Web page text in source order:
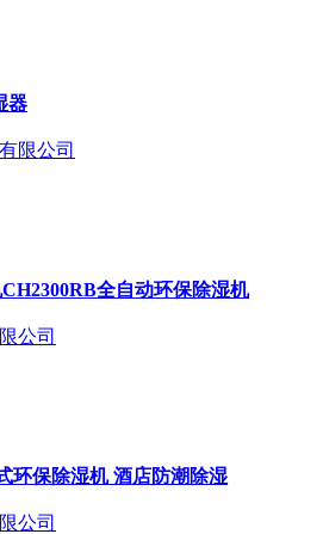
器
限公司
全自动环保除湿机
公司
环保除湿机 酒店防潮除湿
公司